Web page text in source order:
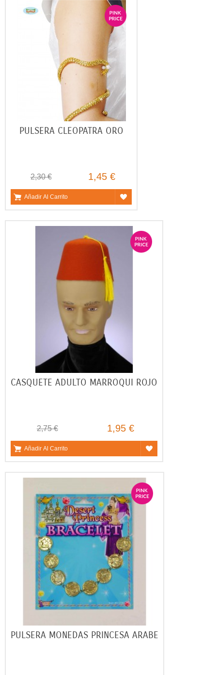
PULSERA CLEOPATRA ORO
2,30 € 1,45 €
Añadir Al Carrito
CASQUETE ADULTO MARROQUI ROJO
2,75 € 1,95 €
Añadir Al Carrito
PULSERA MONEDAS PRINCESA ARABE